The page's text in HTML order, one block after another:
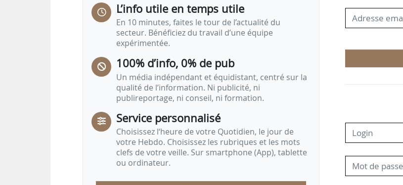
L’info utile en temps utile
En 10 minutes, faites le tour de l’actualité du
secteur. Bénéficiez du travail d’une équipe
expérimentée.
100% d’info, 0% de pub
Un média indépendant et équidistant, centré sur la
qualité de l’information. Ni publicité, ni
publireportage, ni conseil, ni formation.
Service personnalisé
Choisissez l‘heure de votre Quotidien, le jour de
votre Hebdo. Choisissez les rubriques et les mots
clefs de votre veille. Sur smartphone (App), tablette
ou ordinateur.